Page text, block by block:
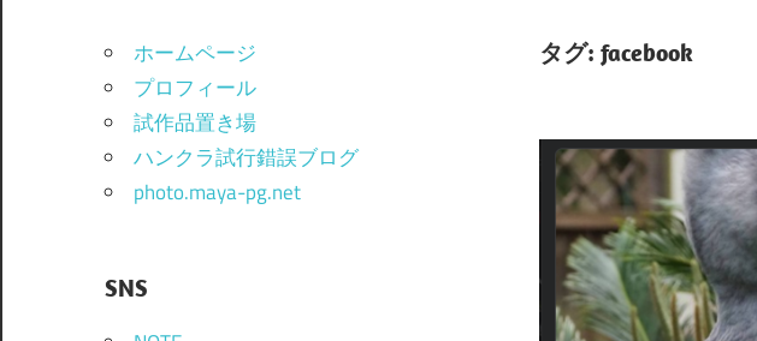
プ
タグ: facebook
ホームページ
プロフィール
試作品置き場
ハンクラ試行錯誤ブログ
photo.maya-pg.net
SNS